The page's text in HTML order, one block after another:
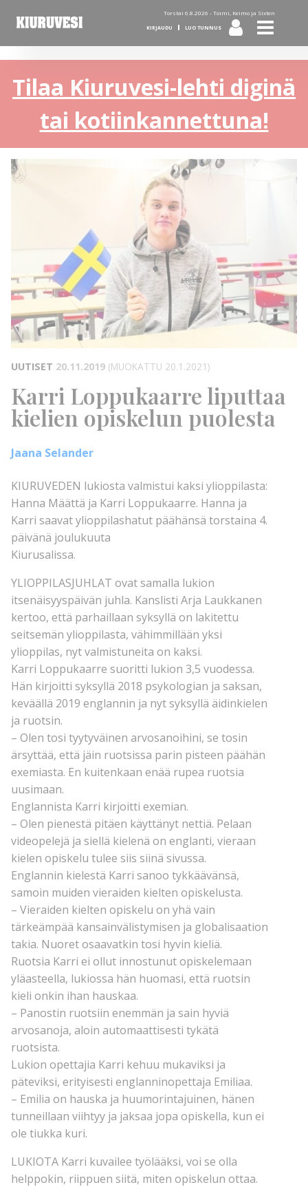
Torstai 6.8.2026 - Toimi, Keimo ja Sixten
KIRJAUDU LUO TUNNUS
Tilaa Kiuruvesi-lehti diginä
tai kotiinkannettuna!
UUTISET 20.11.2019 (MUOKATTU 20.1.2021)
Karri Loppukaarre liputtaa
kielien opiskelun puolesta
Jaana Selander
KIURUVEDEN lukiosta valmistui kaksi ylioppilasta:
Hanna Määttä ja Karri Loppukaarre. Hanna ja
Karri saavat ylioppilashatut päähänsä torstaina 4.
päivänä joulukuuta
Kiurusalissa.
YLIOPPILASJUHLAT ovat samalla lukion
itsenäisyyspäivän juhla. Kanslisti Arja Laukkanen
kertoo, että parhaillaan syksyllä on lakitettu
seitsemän ylioppilasta, vähimmillään yksi
ylioppilas, nyt valmistuneita on kaksi.
Karri Loppukaarre suoritti lukion 3,5 vuodessa.
Hän kirjoitti syksyllä 2018 psykologian ja saksan,
keväällä 2019 englannin ja nyt syksyllä äidinkielen
ja ruotsin.
– Olen tosi tyytyväinen arvosanoihini, se tosin
ärsyttää, että jäin ruotsissa parin pisteen päähän
exemiasta. En kuitenkaan enää rupea ruotsia
uusimaan.
Englannista Karri kirjoitti exemian.
– Olen pienestä pitäen käyttänyt nettiä. Pelaan
videopelejä ja siellä kielenä on englanti, vieraan
kielen opiskelu tulee siis siinä sivussa.
Englannin kielestä Karri sanoo tykkäävänsä,
samoin muiden vieraiden kielten opiskelusta.
– Vieraiden kielten opiskelu on yhä vain
tärkeämpää kansainvälistymisen ja globalisaation
takia. Nuoret osaavatkin tosi hyvin kieliä.
Ruotsia Karri ei ollut innostunut opiskelemaan
yläasteella, lukiossa hän huomasi, että ruotsin
kieli onkin ihan hauskaa.
– Panostin ruotsiin enemmän ja sain hyviä
arvosanoja, aloin automaattisesti tykätä
ruotsista.
Lukion opettajia Karri kehuu mukaviksi ja
päteviksi, erityisesti englanninopettaja Emiliaa.
– Emilia on hauska ja huumorintajuinen, hänen
tunneillaan viihtyy ja jaksaa jopa opiskella, kun ei
ole tiukka kuri.
LUKIOTA Karri kuvailee työlääksi, voi se olla
helppokin, riippuen siitä, miten opiskelun ottaa.